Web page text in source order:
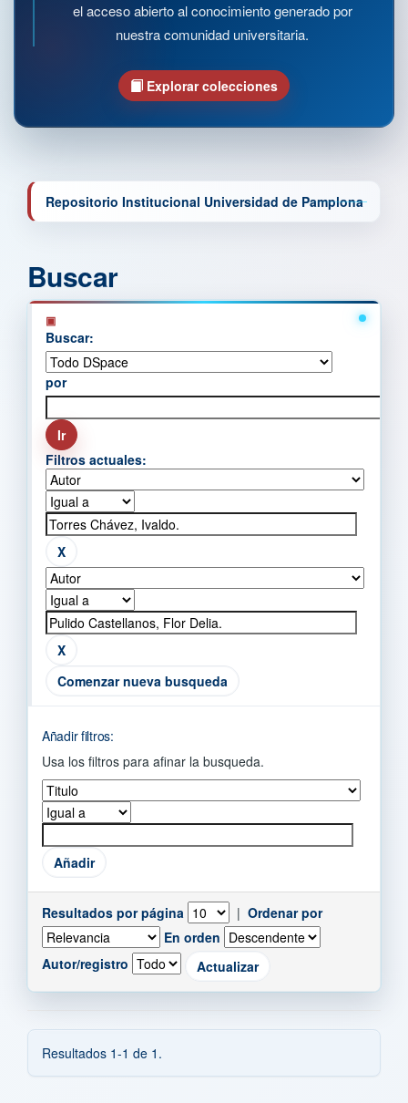
el acceso abierto al conocimiento generado por
nuestra comunidad universitaria.
Explorar colecciones
Repositorio Institucional Universidad de Pamplona
Buscar
Buscar:
por
Filtros actuales:
Comenzar nueva busqueda
Añadir filtros:
Usa los filtros para afinar la busqueda.
Resultados por página | Ordenar por
En orden
Autor/registro
Resultados 1-1 de 1.